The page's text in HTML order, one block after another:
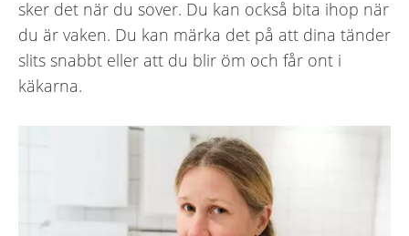
sker det när du sover. Du kan också bita ihop när
du är vaken. Du kan märka det på att dina tänder
slits snabbt eller att du blir öm och får ont i
käkarna.